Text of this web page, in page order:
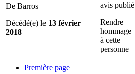
De Barros
Décédé(e) le 13 février
2018
avis publié
Rendre
hommage
à cette
personne
Première page